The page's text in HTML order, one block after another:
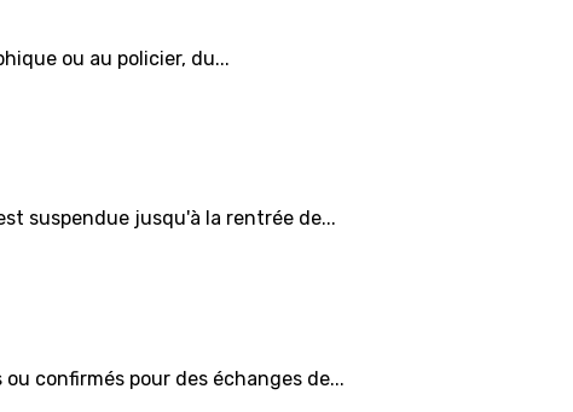
ou au policier, du...
suspendue jusqu'à la rentrée de...
confirmés pour des échanges de...